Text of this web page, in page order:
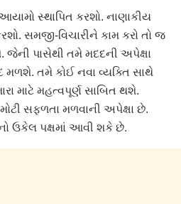
આયામો સ્થાપિત કરશો. નાણાકીય
સમજી-વિચારીને કામ કરો તો જ
પાસેથી તમે મદદની અપેક્ષા
તમે કોઈ નવા વ્યક્તિ સાથે
માટે મહત્વપૂર્ણ સાબિત થશે.
મોટી સફળતા મળવાની અપેક્ષા છે.
ઉકેલ પક્ષમાં આવી શકે છે.